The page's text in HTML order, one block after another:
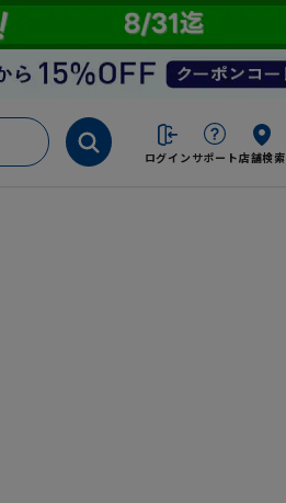
ログイン サポート店舗検索